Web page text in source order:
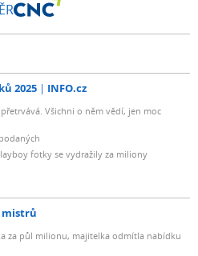
2025 INFO.cz
Všichni o něm vědí, jen moc
fotky se vydražily za miliony
mistrů
za půl milionu, majitelka odmítla nabídku